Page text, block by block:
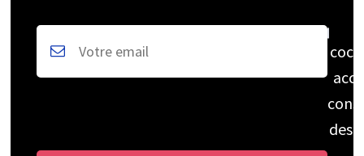
des